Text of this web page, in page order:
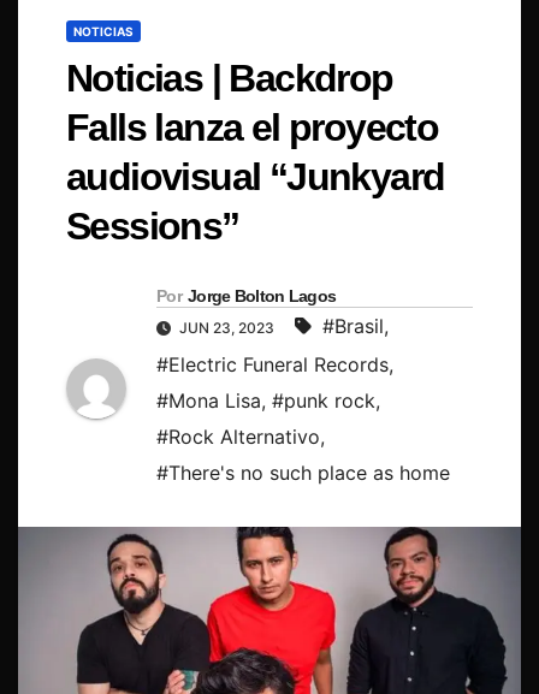
NOTICIAS
Noticias | Backdrop
Falls lanza el proyecto
audiovisual “Junkyard
Sessions”
Por Jorge Bolton Lagos
JUN 23, 2023 #Brasil,
#Electric Funeral Records,
#Mona Lisa, #punk rock,
#Rock Alternativo,
#There's no such place as home